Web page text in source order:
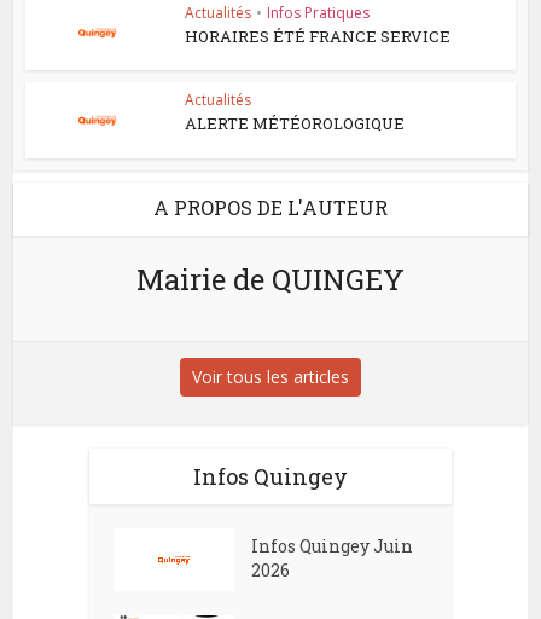
Actualités • Infos Pratiques
HORAIRES ÉTÉ FRANCE SERVICE
Actualités
ALERTE MÉTÉOROLOGIQUE
A PROPOS DE L'AUTEUR
Mairie de QUINGEY
Voir tous les articles
Infos Quingey
Infos Quingey Juin
2026